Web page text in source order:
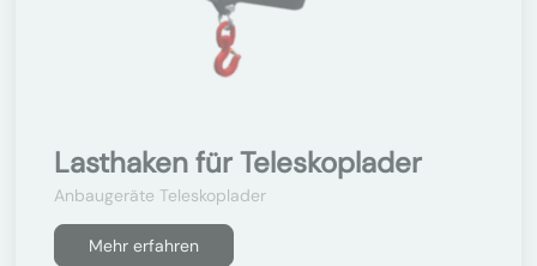
Lasthaken für Teleskoplader
Anbaugeräte Teleskoplader
Mehr erfahren